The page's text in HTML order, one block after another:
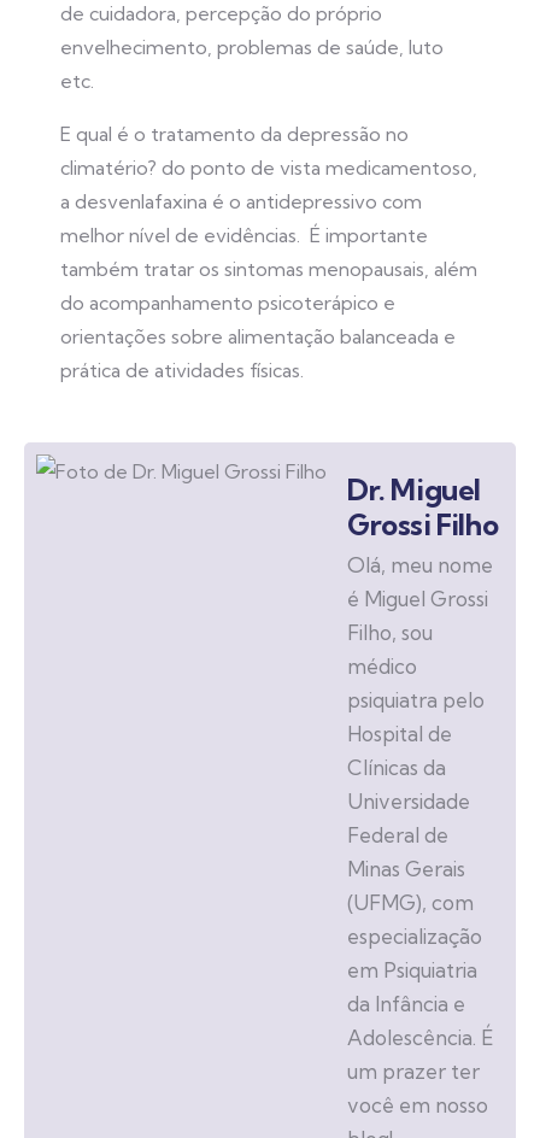
de cuidadora, percepção do próprio
envelhecimento, problemas de saúde, luto
etc.
E qual é o tratamento da depressão no
climatério? do ponto de vista medicamentoso,
a desvenlafaxina é o antidepressivo com
melhor nível de evidências. É importante
também tratar os sintomas menopausais, além
do acompanhamento psicoterápico e
orientações sobre alimentação balanceada e
prática de atividades físicas.
Dr. Miguel
Grossi Filho
Olá, meu nome
é Miguel Grossi
Filho, sou
médico
psiquiatra pelo
Hospital de
Clínicas da
Universidade
Federal de
Minas Gerais
(UFMG), com
especialização
em Psiquiatria
da Infância e
Adolescência. É
um prazer ter
você em nosso